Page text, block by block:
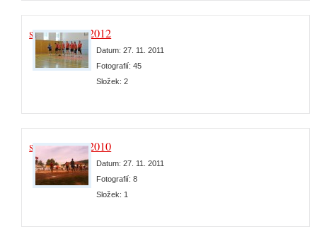
sezóna 2011/2012
Datum:27. 11. 2011
Fotografií:45
Složek:2
sezóna 2009/2010
Datum:27. 11. 2011
Fotografií:8
Složek: 1